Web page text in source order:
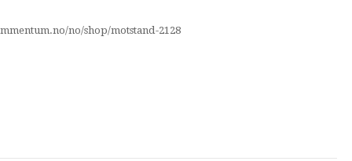
no/shop/motstand-2128